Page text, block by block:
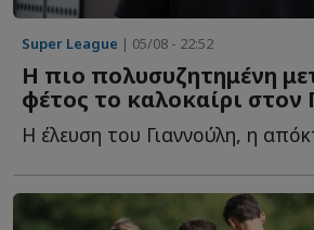
Super League | 05/08 - 22:52
Η πιο πολυσυζητημένη
φέτος το καλοκαίρι
Η έλευση του Γιαννούλη, η